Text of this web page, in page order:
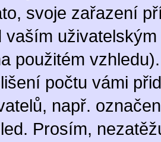
svoje zařazení
vaším
použitém
počtu vámi
např.
Prosím,